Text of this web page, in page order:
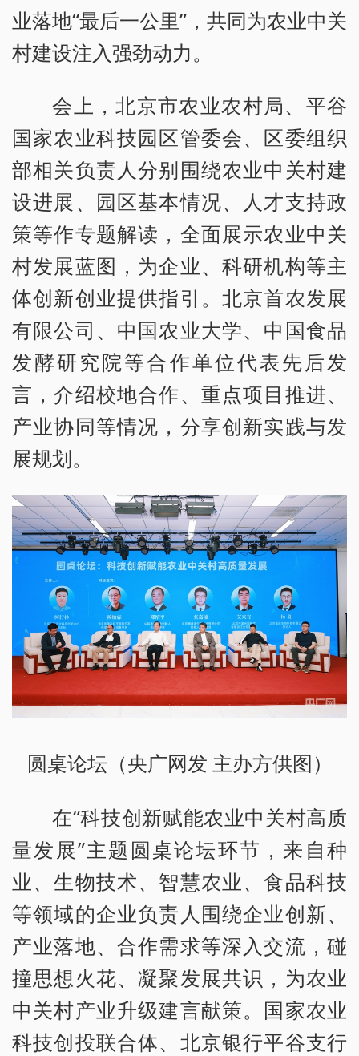
业落地“最后一公里”，共同为农业中关
村建设注入强劲动力。
会上，北京市农业农村局、平谷
国家农业科技园区管委会、区委组织
部相关负责人分别围绕农业中关村建
设进展、园区基本情况、人才支持政
策等作专题解读，全面展示农业中关
村发展蓝图，为企业、科研机构等主
体创新创业提供指引。北京首农发展
有限公司、中国农业大学、中国食品
发酵研究院等合作单位代表先后发
言，介绍校地合作、重点项目推进、
产业协同等情况，分享创新实践与发
展规划。
圆桌论坛（央广网发 主办方供图）
在“科技创新赋能农业中关村高质
量发展”主题圆桌论坛环节，来自种
业、生物技术、智慧农业、食品科技
等领域的企业负责人围绕企业创新、
产业落地、合作需求等深入交流，碰
撞思想火花、凝聚发展共识，为农业
中关村产业升级建言献策。国家农业
科技创投联合体、北京银行平谷支行